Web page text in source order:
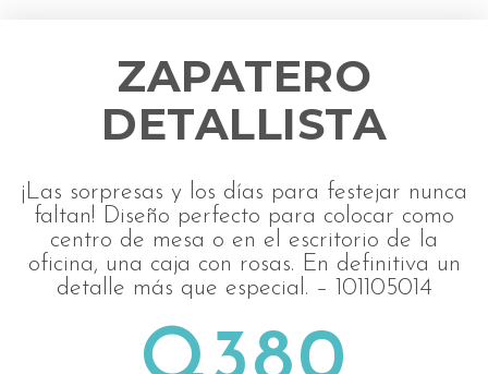
ZAPATERO
DETALLISTA
¡Las sorpresas y los días para festejar nunca
faltan! Diseño perfecto para colocar como
centro de mesa o en el escritorio de la
oficina, una caja con rosas. En definitiva un
detalle más que especial. – 101105014